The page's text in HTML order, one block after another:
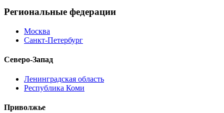
Региональные федерации
Москва
Санкт-Петербург
Северо-Запад
Ленинградская область
Республика Коми
Приволжье